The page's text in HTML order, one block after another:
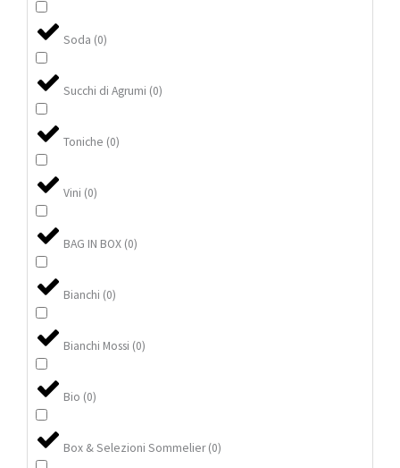
Soda (0)
Succhi di Agrumi (0)
Toniche (0)
Vini (0)
BAG IN BOX (0)
Bianchi (0)
Bianchi Mossi (0)
Bio (0)
Box & Selezioni Sommelier (0)